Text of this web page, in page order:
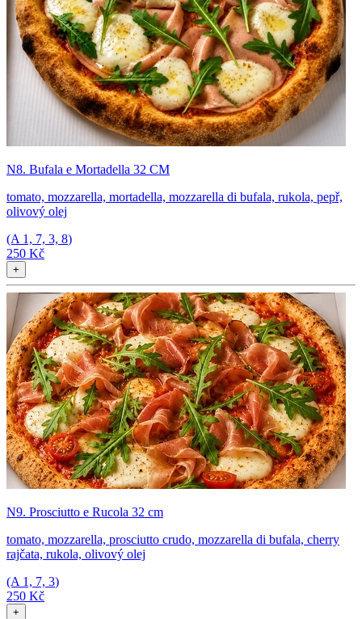
N8. Bufala e Mortadella 32 CM
tomato, mozzarella, mortadella, mozzarella di bufala, rukola, pepř,
olivový olej
(A 1, 7, 3, 8)
250 Kč
+
N9. Prosciutto e Rucola 32 cm
tomato, mozzarella, prosciutto crudo, mozzarella di bufala, cherry
rajčata, rukola, olivový olej
(A 1, 7, 3)
250 Kč
+